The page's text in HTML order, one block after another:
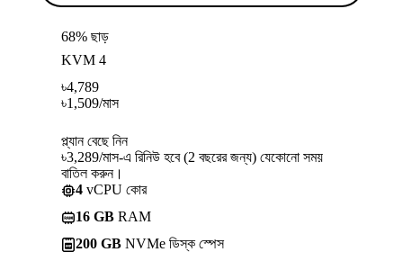
68% ছাড়
KVM 4
৳4,789
৳1,509/মাস
প্ল্যান বেছে নিন
৳3,289/মাস-এ রিনিউ হবে (2 বছরের জন্য) যেকোনো সময়
বাতিল করুন।
4 vCPU কোর
16 GB RAM
200 GB NVMe ডিস্ক স্পেস